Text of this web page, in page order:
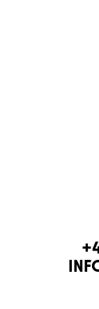
KONTAKT
E-